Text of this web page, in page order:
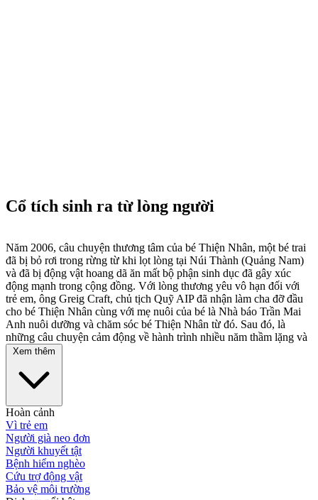
Cổ tích sinh ra từ lòng người
Năm 2006, câu chuyện thương tâm của bé Thiện Nhân, một bé trai
đã bị bỏ rơi trong rừng từ khi lọt lòng tại Núi Thành (Quảng Nam)
và đã bị động vật hoang dã ăn mất bộ phận sinh dục đã gây xúc
động mạnh trong cộng đồng. Với lòng thương yêu vô hạn đối với
trẻ em, ông Greig Craft, chủ tịch Quỹ AIP đã nhận làm cha đỡ đầu
cho bé Thiện Nhân cùng với mẹ nuôi của bé là Nhà báo Trần Mai
Anh nuôi dưỡng và chăm sóc bé Thiện Nhân từ đó. Sau đó, là
những câu chuyện cảm động về hành trình nhiều năm thầm lặng và
những nỗ lực tìm kiếm bác sĩ phẫu thuật của cha đỡ đầu và mẹ nuôi
em có được những niềm vui như bao đứa trẻ khác.
văn là mang lại cuộc sống bình thường cho những trẻ em không
may bị khiếm khuyết bộ phận sinh dục giống như Thiện Nhân, ông
Greig Craft và Nhà báo Trần Mai Anh, cùng với sự hỗ trợ nhiệt tình
về mặt kỹ thuật của đội ngũ bác sĩ đến từ Ý, Mỹ tiêu biểu là bác sĩ
Roberto DeCastro đã xây dựng nên chương trình “Thien Nhan &
Friends” - Phẫu thuật tái tạo bộ phận sinh dục cho trẻ em.
Xem thêm
Hoàn cảnh
Vì trẻ em
Người già neo đơn
Người khuyết tật
Bệnh hiểm nghèo
Cứu trợ động vật
Bảo vệ môi trường